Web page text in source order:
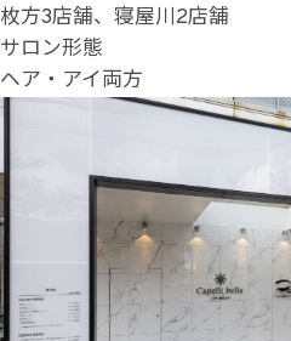
枚方3店舗、寝屋川2店舗
サロン形態
ヘア・アイ両方